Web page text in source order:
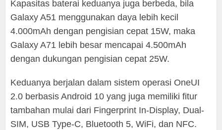
Kapasitas baterai keduanya juga berbeda, bila
Galaxy A51 menggunakan daya lebih kecil
4.000mAh dengan pengisian cepat 15W, maka
Galaxy A71 lebih besar mencapai 4.500mAh
dengan dukungan pengisian cepat 25W.
Keduanya berjalan dalam sistem operasi OneUI
2.0 berbasis Android 10 yang juga memiliki fitur
tambahan mulai dari Fingerprint In-Display, Dual-
SIM, USB Type-C, Bluetooth 5, WiFi, dan NFC.